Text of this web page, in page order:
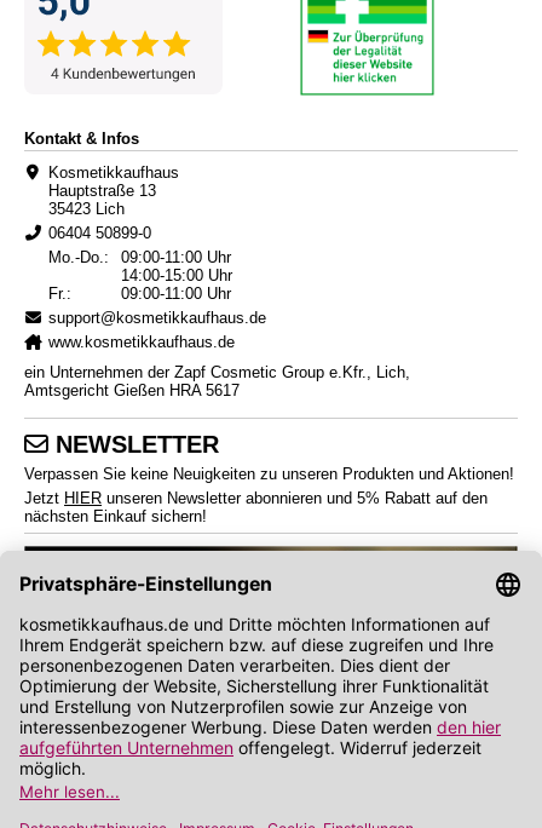
Kontakt & Infos
Kosmetikkaufhaus
Hauptstraße 13
35423 Lich
06404 50899-0
Mo.-Do.:
09:00-11:00 Uhr
14:00-15:00 Uhr
Fr.:
09:00-11:00 Uhr
support@kosmetikkaufhaus.de
www.kosmetikkaufhaus.de
ein Unternehmen der Zapf Cosmetic Group e.Kfr., Lich,
Amtsgericht Gießen HRA 5617
NEWSLETTER
Verpassen Sie keine Neuigkeiten zu unseren Produkten und Aktionen!
Jetzt HIER unseren Newsletter abonnieren und 5% Rabatt auf den
nächsten Einkauf sichern!
*